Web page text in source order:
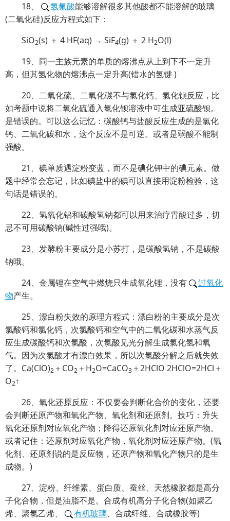
18、
氢氟酸能够溶解很多其他酸都不能溶解的玻璃
(二氧化硅)反应方程式如下：
SiO2(s) ＋ 4 HF(aq) → SiF4(g) ＋ 2 H2O(l)
19、同一主族元素的单质的熔沸点从上到下不一定升
高，但其氢化物的熔沸点一定升高(错水的氢键 )
20、二氧化硫、二氧化碳不与氯化钙、氯化钡反应，比
如考题中说将二氧化硫通入氯化钡溶液中可生成亚硫酸钡。
是错误的。可以这么记忆：碳酸钙与盐酸反应生成的是氯化
钙、二氧化碳和水，这个反应不是可逆。或者是弱酸不能制
强酸。
21、碘单质遇淀粉变蓝，而不是碘化钾中的碘元素。做
题中经常会忘记，比如碘盐中的碘可以直接用淀粉检验，这
句话是错误的。
22、氢氧化铝和碳酸氢钠都可以用来治疗胃酸过多，切
忌不可用碳酸钠(碱性过强哦)。
23、发酵粉主要成分是小苏打，是碳酸氢钠，不是碳酸
钠哦。
24、金属锂在空气中燃烧只生成氧化锂，没有
过氧化
物产生。
25、漂白粉失效的原理方程式：漂白粉的主要成分是次
氯酸钙和氯化钙，次氯酸钙和空气中的二氧化碳和水蒸气反
应生成碳酸钙和次氯酸，次氯酸见光分解生成氯化氢和氧
气。因为次氯酸才有漂白效果，所以次氯酸分解之后就失效
了。Ca(ClO)2 ＋CO2 ＋H2O=CaCO3 ＋2HClO 2HClO=2HCl＋
O2↑
26、氧化还原反应：不仅要会判断化合价的变化，还要
会判断还原产物和氧化产物、氧化剂和还原剂。技巧：升失
氧化还原剂对应氧化产物；降得还原氧化剂对应还原产物。
或者记住：还原剂对应氧化产物，氧化剂对应还原产物。(氧
化剂、还原剂说的是反应物，还原产物和氧化产物只的是生
成物。)
27、淀粉、纤维素、蛋白质、蚕丝、天然橡胶都是高分
子化合物，但是油脂不是。合成有机高分子化合物(如聚乙
烯、聚氯乙烯、
有机玻璃、合成纤维、合成橡胶等)